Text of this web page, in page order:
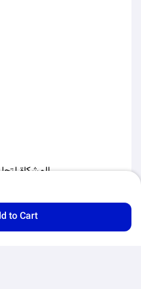
to Cart
المشكاة
Products Cart